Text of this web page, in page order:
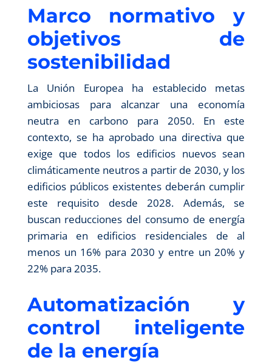
Marco normativo y
objetivos de
sostenibilidad
La Unión Europea ha establecido metas
ambiciosas para alcanzar una economía
neutra en carbono para 2050. En este
contexto, se ha aprobado una directiva que
exige que todos los edificios nuevos sean
climáticamente neutros a partir de 2030, y los
edificios públicos existentes deberán cumplir
este requisito desde 2028. Además, se
buscan reducciones del consumo de energía
primaria en edificios residenciales de al
menos un 16% para 2030 y entre un 20% y
22% para 2035.
Automatización y
control inteligente
de la energía